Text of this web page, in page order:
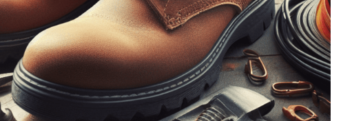
Arbeitsschuhe FAQs